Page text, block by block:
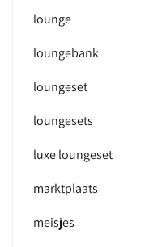
lounge
loungebank
loungeset
loungesets
luxe loungeset
marktplaats
meisjes